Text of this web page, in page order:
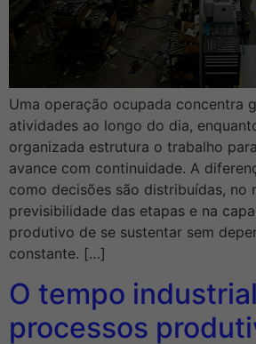
Uma operação ocupada concentra
atividades ao longo do dia,
organizada estrutura o trabalho
avance com continuidade. A
como decisões são distribuídas, no
previsibilidade das etapas e na
produtivo de se sustentar sem
constante. […]
O tempo
processos